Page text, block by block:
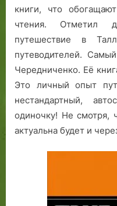
книги, что
чтения. Отметил
путешествие в
путеводителей.
Чередниченко. Её
Это личный опыт
нестандартный,
одиночку! Не смотря,
актуальна будет и